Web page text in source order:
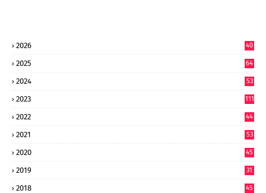
2026
40
2025
64
2024
53
2023 111
2022
44
2021 53
2020 45
2019 31
2018 45